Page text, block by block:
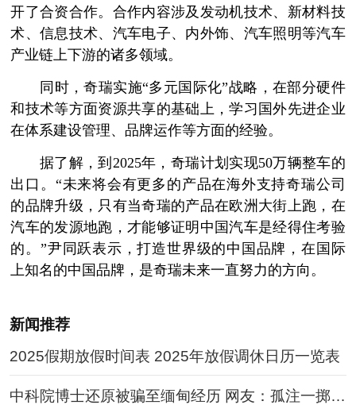
开了合资合作。合作内容涉及发动机技术、新材料技
术、信息技术、汽车电子、内外饰、汽车照明等汽车
产业链上下游的诸多领域。
同时，奇瑞实施“多元国际化”战略，在部分硬件
和技术等方面资源共享的基础上，学习国外先进企业
在体系建设管理、品牌运作等方面的经验。
据了解，到2025年，奇瑞计划实现50万辆整车的
出口。“未来将会有更多的产品在海外支持奇瑞公司
的品牌升级，只有当奇瑞的产品在欧洲大街上跑，在
汽车的发源地跑，才能够证明中国汽车是经得住考验
的。”尹同跃表示，打造世界级的中国品牌，在国际
上知名的中国品牌，是奇瑞未来一直努力的方向。
新闻推荐
2025假期放假时间表 2025年放假调休日历一览表
中科院博士还原被骗至缅甸经历 网友：孤注一掷现